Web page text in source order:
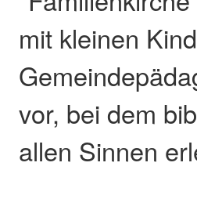
mit kleinen
vor, bei dem
allen Sinnen